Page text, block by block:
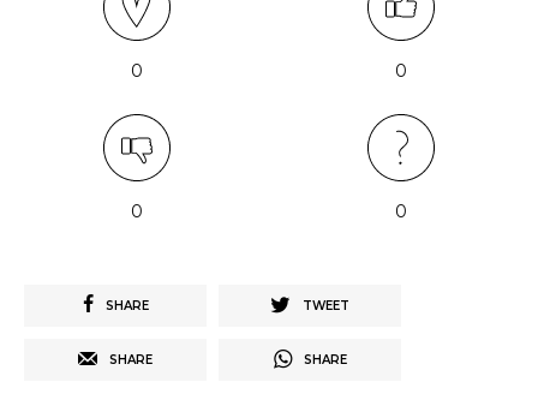
0 0
0 0
SHARE TWEET
SHARE SHARE